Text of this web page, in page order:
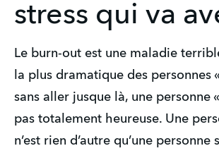
stress qui va
Le burn-out est une maladie
la plus dramatique des personnes «
sans aller jusque là, une personne «
pas totalement heureuse. Une
n’est rien d’autre qu’une personne